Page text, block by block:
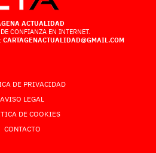
ACTUALIDAD
CONFIANZA EN INTERNET.
CARTAGENACTUALIDAD@GMAIL.COM
DE PRIVACIDAD
AVISO LEGAL
DE COOKIES
CONTACTO